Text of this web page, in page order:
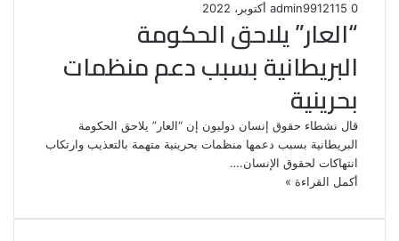
admin9912 أكتوبر، 2022 0
“العار” يلاحق الحكومة
البريطانية بسبب دعم منظمات
بحرينية
قال نشطاء حقوق إنسان دوليون إن “العار” يلاحق الحكومة
البريطانية بسبب دعمها منظمات بحرينية متهمة بالتعذيب وارتكاب
انتهاكات لحقوق الإنسان.…
أكمل القراءة »